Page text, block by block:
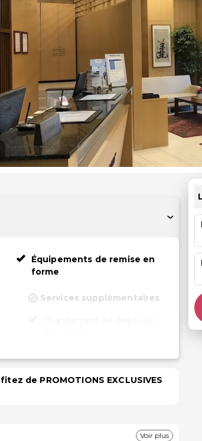
Équipements de remise en
forme
Services supplémentaires
Service de blanchisserie
de PROMOTIONS EXCLUSIVES
Voir plus